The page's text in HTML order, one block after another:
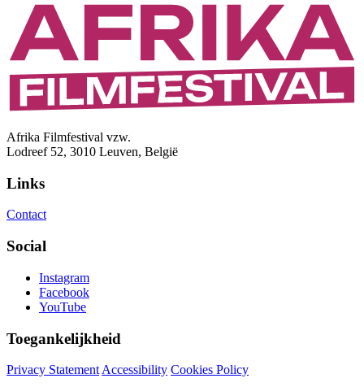
Afrika Filmfestival vzw.
Lodreef 52, 3010 Leuven, België
Links
Contact
Social
Instagram
Facebook
YouTube
Toegankelijkheid
Privacy Statement Accessibility Cookies Policy